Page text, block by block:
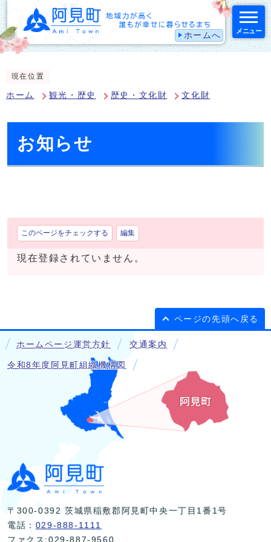
ホームへ メニュー
現在位置
ホーム 観光・歴史 歴史・文化財 文化財
お知らせ
このページをチェックする 編集
現在登録されていません。
ページの先頭へ戻る
ホームページ運営方針 交通案内
令和8年度阿見町組織機構図
〒300-0392 茨城県稲敷郡阿見町中央一丁目1番1号
電話： 029-888-1111
ファクス:029-887-9560